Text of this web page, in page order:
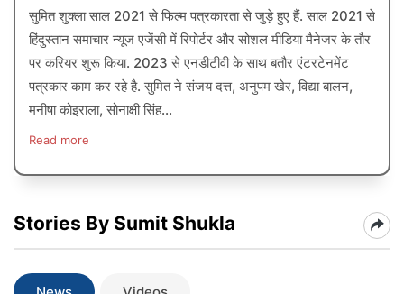
सुमित शुक्ला साल 2021 से फिल्म पत्रकारता से जुड़े हुए हैं. साल 2021 से
हिंदुस्तान समाचार न्यूज एजेंसी में रिपोर्टर और सोशल मीडिया मैनेजर के तौर
पर करियर शुरू किया. 2023 से एनडीटीवी के साथ बतौर एंटरटेनमेंट
पत्रकार काम कर रहे है. सुमित ने संजय दत्त, अनुपम खेर, विद्या बालन,
मनीषा कोइराला, सोनाक्षी सिंह...
Read more
Stories By Sumit Shukla